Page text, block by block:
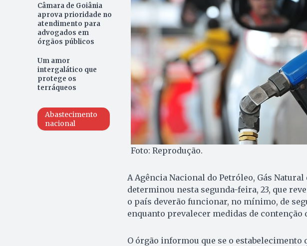
Câmara de Goiânia
aprova prioridade no
atendimento para
advogados em
órgãos públicos
Um amor
intergalático que
protege os
terráqueos
Abastecimento
nacional
Foto: Reprodução.
A Agência Nacional do Petróleo, Gás
determinou nesta segunda-feira, 23, que
o país deverão funcionar, no mínimo, de
enquanto prevalecer medidas de
O órgão informou que se o